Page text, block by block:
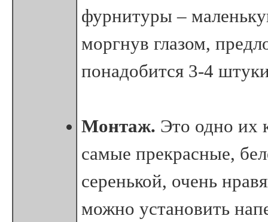
фурнитуры –
моргнув глазом,
понадобится 3-4
Монтаж. Это одно их
самые прекрасные,
серенькой, очень
можно установить